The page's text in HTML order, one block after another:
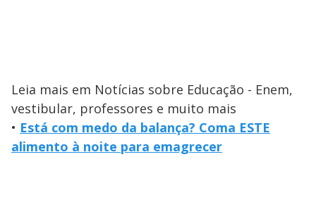
Leia mais em Notícias sobre Educação - Enem,
vestibular, professores e muito mais
• Está com medo da balança? Coma ESTE
alimento à noite para emagrecer